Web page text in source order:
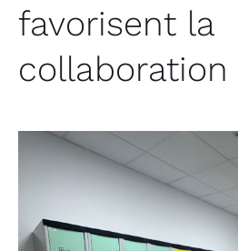
favorisent la
collaboration